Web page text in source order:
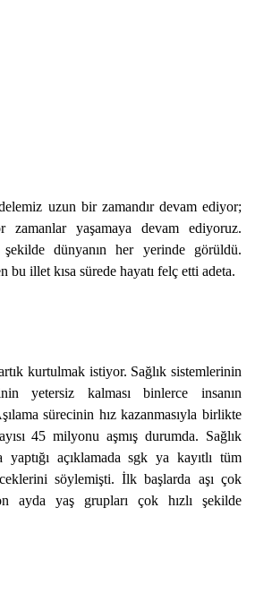
uzun bir zamandır devam ediyor;
yaşamaya devam ediyoruz.
şekilde dünyanın her yerinde görüldü.
bu illet kısa sürede hayatı felç etti adeta.
kurtulmak istiyor. Sağlık sistemlerinin
yetersiz kalması binlerce insanın
sürecinin hız kazanmasıyla birlikte
45 milyonu aşmış durumda. Sağlık
yaptığı açıklamada sgk ya kayıtlı tüm
söylemişti. İlk başlarda aşı çok
ayda yaş grupları çok hızlı şekilde